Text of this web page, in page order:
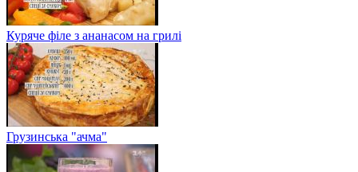
Куряче філе з ананасом на грилі
Грузинська "ачма"